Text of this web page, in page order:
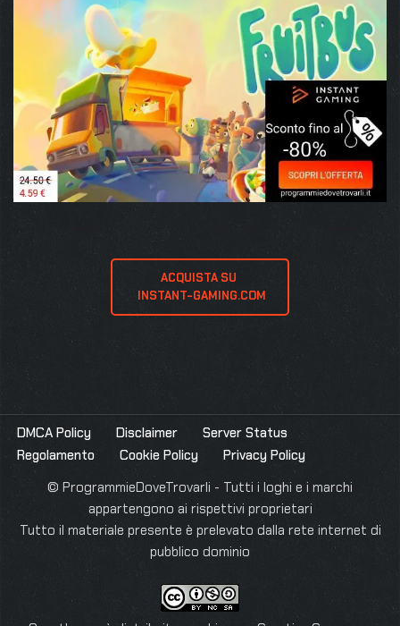
ACQUISTA SU
INSTANT-GAMING.COM
DMCA Policy Disclaimer
Server Status
Regolamento
Cookie Policy
Privacy Policy
© ProgrammieDoveTrovarli - Tutti i loghi e i marchi
appartengono ai rispettivi proprietari
Tutto il materiale presente è prelevato dalla rete internet di
pubblico dominio